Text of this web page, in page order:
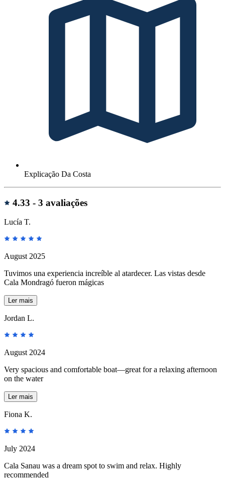
Explicação Da Costa
Avaliações
4.33 - 3 avaliações
Lucía T.
August 2025
Tuvimos una experiencia increíble al atardecer. Las vistas desde
Cala Mondragó fueron mágicas
Ler mais
Jordan L.
August 2024
Very spacious and comfortable boat—great for a relaxing afternoon
on the water
Ler mais
Fiona K.
July 2024
Cala Sanau was a dream spot to swim and relax. Highly
recommended